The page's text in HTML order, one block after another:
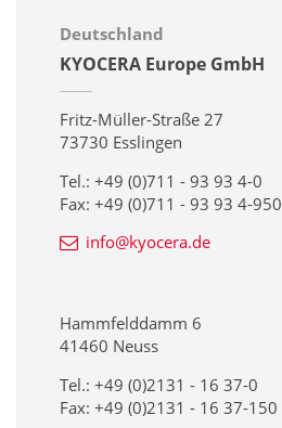
Deutschland
KYOCERA Europe GmbH
Fritz-Müller-Straße 27
73730 Esslingen
Tel.: +49 (0)711 - 93 93 4-0
Fax: +49 (0)711 - 93 93 4-950
info@kyocera.de
Hammfelddamm 6
41460 Neuss
Tel.: +49 (0)2131 - 16 37-0
Fax: +49 (0)2131 - 16 37-150